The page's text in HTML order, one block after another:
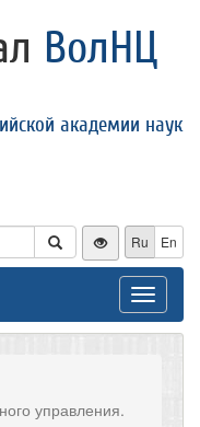
ВолНЦ
академии наук
Ru En
Toggle
управления.